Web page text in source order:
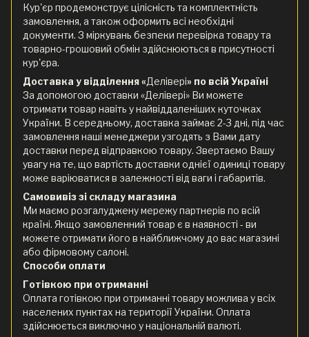
Кур'єр продемонструє цілісність та комплектність
замовлення, а також оформить всі необхідні
документи. З міркувань безпеки перевірка товару та
товарно-грошовий обмін здійснюються в присутності
кур'єра.
Доставка у відділення «Делівері» по всій Україні
За допомогою доставки «Делівері» Ви можете
отримати товар навіть у найвіддаленіших куточках
України. В середньому, доставка займає 2-3 дні, під час
замовлення наші менеджери узгодять з Вами дату
доставки перед відправкою товару. Звертаємо Вашу
увагу на те, що вартість доставки однієї одиниці товару
може варіюватися в залежності від ваги і габаритів.
Самовивіз зі складу магазина
Ми маємо розгалуджену мережу партнерів по всій
країні. Якщо замовленний товар є в наявності - ви
можете отримати його в найближчому до вас магазині
або фірмовому салоні.
Способи оплати
Готівкою при отриманні
Оплата готівкою при отриманні товару можлива у всіх
населених пунктах на території України. Оплата
здійснюється виключно у національній валюті.